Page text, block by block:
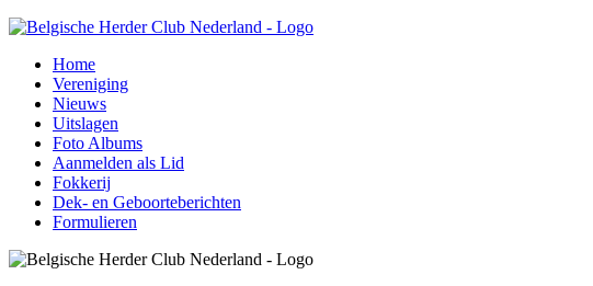
Home
Vereniging
Nieuws
Uitslagen
Foto Albums
Aanmelden als Lid
Fokkerij
Dek- en Geboorteberichten
Formulieren